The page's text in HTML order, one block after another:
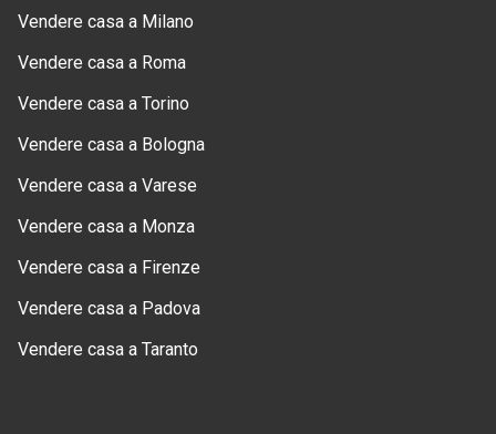
Vendere casa a Milano
Vendere casa a Roma
Vendere casa a Torino
Vendere casa a Bologna
Vendere casa a Varese
Vendere casa a Monza
Vendere casa a Firenze
Vendere casa a Padova
Vendere casa a Taranto